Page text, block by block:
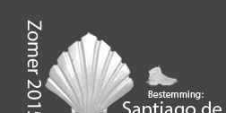
naar
inhoudZomer